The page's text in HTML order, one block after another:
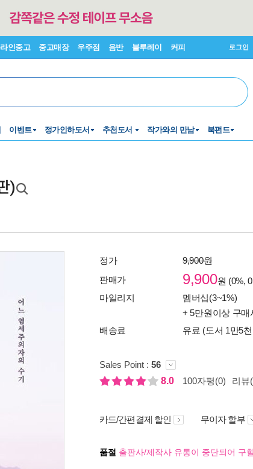
인중고 중고매장 우주점 음반 블루레이 커피 로그인
이벤트 정가인하도서 추천도서 작가와의 만남 북펀드
)
정가
9,900원
판매가
9,900원 (0%,
마일리지
멤버십(3~1%)
+ 5만원이상 구매
배송료
유료 (도서 1만5
Sales Point : 56
8.0
100자평(0) 리뷰
카드/간편결제 할인 무이자 할부
품절 출판사/제작사 유통이 중단되어 구